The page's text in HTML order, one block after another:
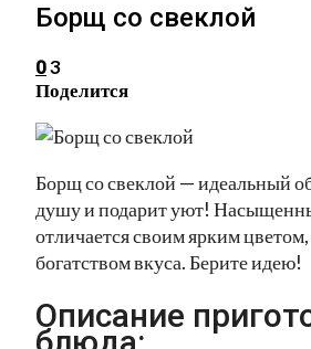
Борщ со свеклой
03
Поделится
Борщ со свеклой — идеальный
душу и подарит уют!
отличается своим ярким
богатством вкуса. Берите идею!
Описание